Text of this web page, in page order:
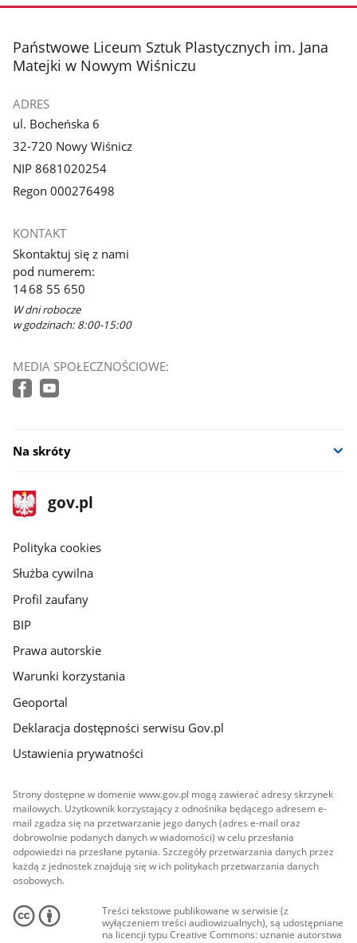
stopka
Państwowe Liceum Sztuk Plastycznych im. Jana
Matejki w Nowym Wiśniczu
ADRES
ul. Bocheńska 6
32-720 Nowy Wiśnicz
NIP 8681020254
Regon 000276498
KONTAKT
Skontaktuj się z nami
pod numerem:
14 68 55 650
W dni robocze
w godzinach: 8:00-15:00
MEDIA SPOŁECZNOŚCIOWE:
Na skróty
stopka
gov.pl
Strona
gov.pl
gov.pl
Polityka cookies
Służba cywilna
Profil zaufany
BIP
Prawa autorskie
Warunki korzystania
Geoportal
Deklaracja dostępności serwisu Gov.pl
Ustawienia prywatności
Strony dostępne w domenie www.gov.pl mogą zawierać adresy skrzynek
mailowych. Użytkownik korzystający z odnośnika będącego adresem e-
mail zgadza się na przetwarzanie jego danych (adres e-mail oraz
dobrowolnie podanych danych w wiadomości) w celu przesłania
odpowiedzi na przesłane pytania. Szczegóły przetwarzania danych przez
każdą z jednostek znajdują się w ich politykach przetwarzania danych
osobowych.
Treści tekstowe publikowane w serwisie (z
wyłączeniem treści audiowizualnych), są udostępniane
na licencji typu Creative Commons: uznanie autorstwa